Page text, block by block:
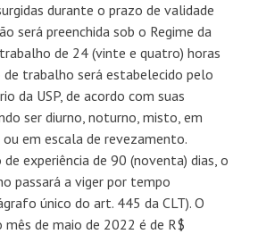
durante o prazo de validade
será preenchida sob o Regime da
de 24 (vinte e quatro) horas
de trabalho será estabelecido pelo
da USP, de acordo com suas
ser diurno, noturno, misto, em
em escala de revezamento.
experiência de 90 (noventa) dias, o
passará a viger por tempo
único do art. 445 da CLT). O
mês de maio de 2022 é de R$